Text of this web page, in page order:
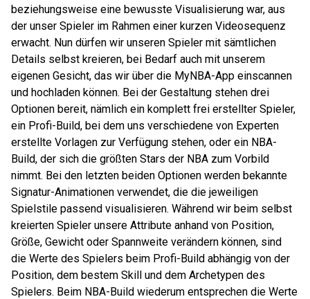
beziehungsweise eine bewusste Visualisierung war, aus
der unser Spieler im Rahmen einer kurzen Videosequenz
erwacht. Nun dürfen wir unseren Spieler mit sämtlichen
Details selbst kreieren, bei Bedarf auch mit unserem
eigenen Gesicht, das wir über die MyNBA-App einscannen
und hochladen können. Bei der Gestaltung stehen drei
Optionen bereit, nämlich ein komplett frei erstellter Spieler,
ein Profi-Build, bei dem uns verschiedene von Experten
erstellte Vorlagen zur Verfügung stehen, oder ein NBA-
Build, der sich die größten Stars der NBA zum Vorbild
nimmt. Bei den letzten beiden Optionen werden bekannte
Signatur-Animationen verwendet, die die jeweiligen
Spielstile passend visualisieren. Während wir beim selbst
kreierten Spieler unsere Attribute anhand von Position,
Größe, Gewicht oder Spannweite verändern können, sind
die Werte des Spielers beim Profi-Build abhängig von der
Position, dem bestem Skill und dem Archetypen des
Spielers. Beim NBA-Build wiederum entsprechen die Werte